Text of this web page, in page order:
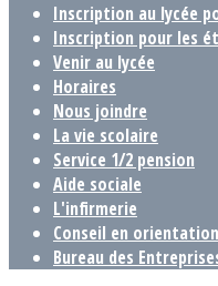
Inscription au lycée
Inscription pour les
Venir au lycée
Horaires
Nous joindre
La vie scolaire
Service 1/2 pension
Aide sociale
L'infirmerie
Conseil en orientation
Bureau des